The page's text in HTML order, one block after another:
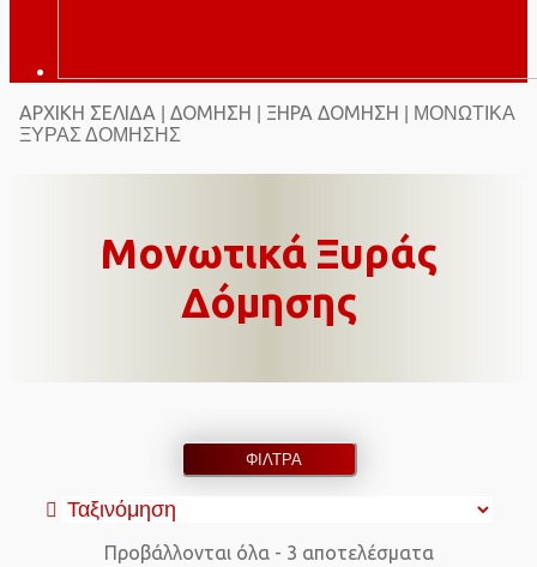
ΑΡΧΙΚΉ ΣΕΛΊΔΑ ΔΌΜΗΣΗ ΞΗΡΆ ΔΌΜΗΣΗ | ΜΟΝΩΤΙΚΆ
ΞΥΡΆΣ ΔΌΜΗΣΗΣ
Μονωτικά Ξυράς
Δόμησης
ΦΙΛΤΡΑ
Προβάλλονται όλα - 3 αποτελέσματα